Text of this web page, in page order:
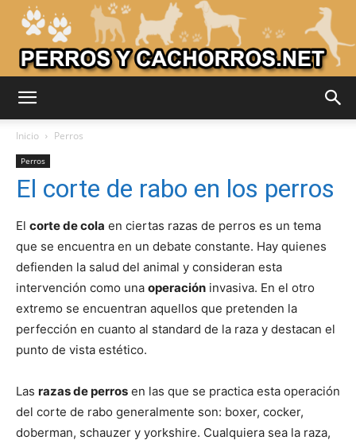
Perros
–
Razas
de
Inicio Perros
Perros
El corte de rabo en los perros
El corte de cola en ciertas razas de perros es un tema
que se encuentra en un debate constante. Hay quienes
defienden la salud del animal y consideran esta
intervención como una operación invasiva. En el otro
extremo se encuentran aquellos que pretenden la
perfección en cuanto al standard de la raza y destacan el
punto de vista estético.
Las razas de perros en las que se practica esta operación
del corte de rabo generalmente son: boxer, cocker,
doberman, schauzer y yorkshire. Cualquiera sea la raza,